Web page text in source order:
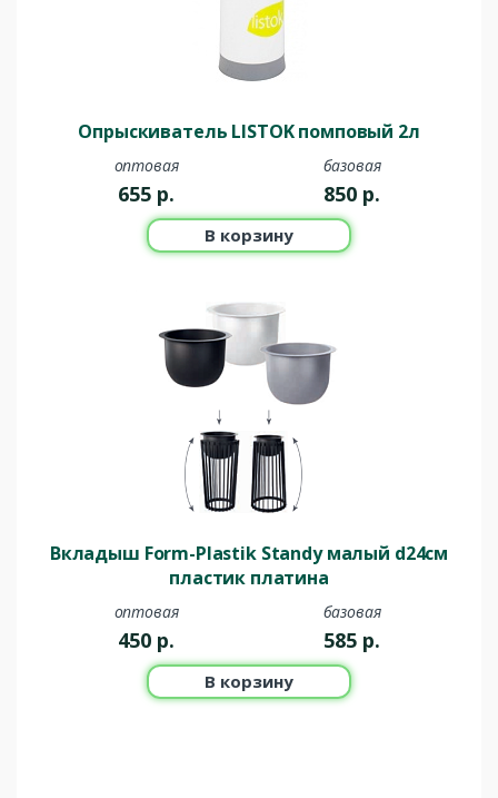
Опрыскиватель LISTOK помповый 2л
оптовая
655 р.
базовая
850 р.
В корзину
Вкладыш Form-Plastik Standy малый d24см
пластик платина
оптовая
450 р.
базовая
585 р.
В корзину